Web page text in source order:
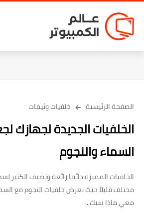
الصفحة الرئيسية خلفيات وثيمات
الخلفيات الجديدة لجهازك
السماء والنجوم
الخلفيات المميزة دائما رائعة وتضيف الكثير
مختلف قليلاً حيث نعرض خلفيات النجوم مع
معي ماذا سيك...